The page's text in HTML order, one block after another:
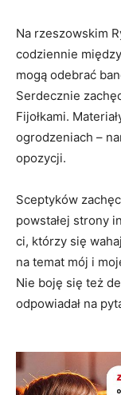
Na rzeszowskim
codziennie
mogą odebrać
Serdecznie
Fijołkami.
ogrodzeniach –
opozycji.
Sceptyków
powstałej strony
ci, którzy się
na temat mój i
Nie boję się też
odpowiadał na